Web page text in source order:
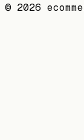
© 2026